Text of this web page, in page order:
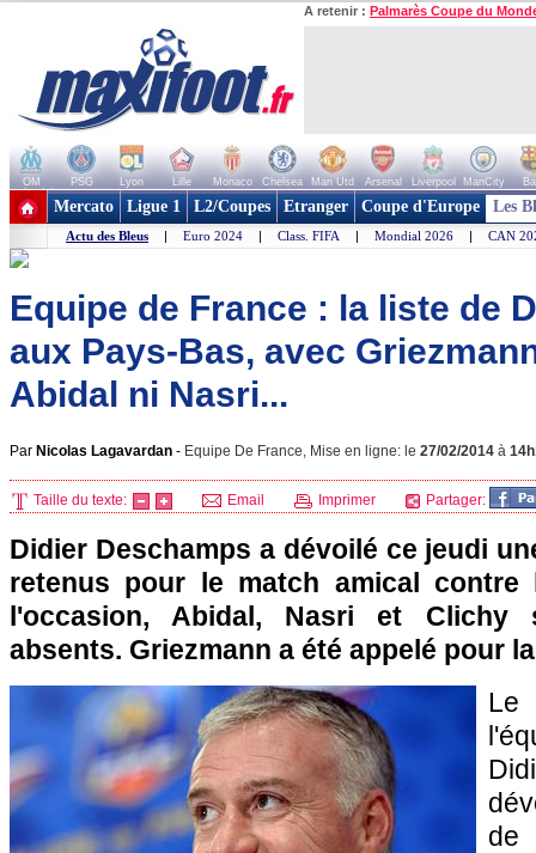
A retenir : Palmarès Coupe du
OM PSG Lyon Lille Monaco Chelsea Man Utd Arsenal Liverpool ManCity
+ de clubs
Mercato Ligue 1 L2/Coupes Etranger Coupe d'Europe Les
Actu des Bleus | Euro 2024 | Class. FIFA | Mondial 2026 | CAN
Equipe de France : la liste de
aux Pays-Bas, avec
Abidal ni Nasri...
Par Nicolas Lagavardan - Equipe De France, Mise en ligne: le 27/02/2014 à
Taille du texte: Email Imprimer Partager:
Didier Deschamps a dévoilé ce jeudi
retenus pour le match amical contre
l'occasion, Abidal, Nasri et Clichy
absents. Griezmann a été appelé pour
Le
de